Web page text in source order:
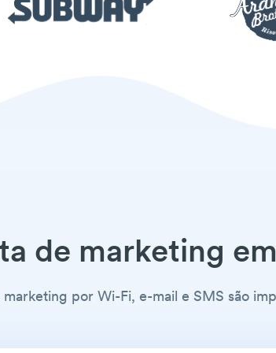
de marketing
por Wi-Fi, e-mail e SMS são